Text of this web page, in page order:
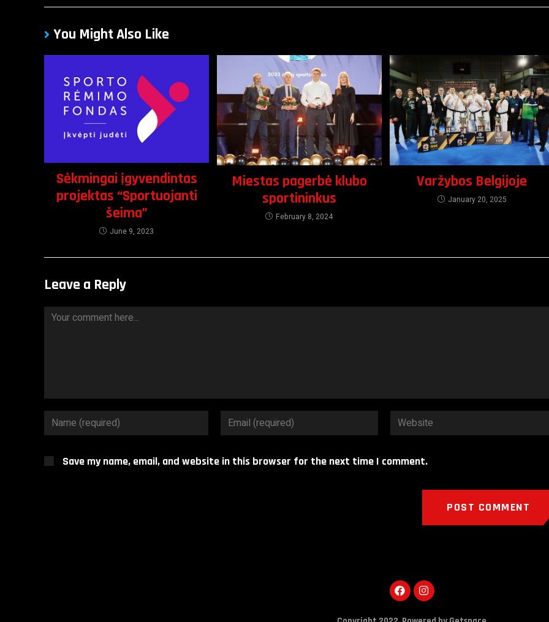
You Might Also Like
Sėkmingai įgyvendintas
projektas “Sportuojanti
šeima”
June 9, 2023
Miestas pagerbė klubo
sportininkus
February 8, 2024
Varžybos Belgijoje
January 20, 2025
Leave a Reply
Save my name, email, and website in this browser for the next time I comment.